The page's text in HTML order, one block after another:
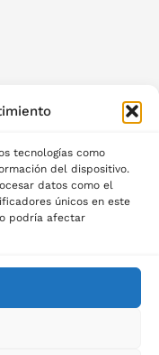
tecnologías como
del dispositivo.
datos como el
únicos en este
podría afectar